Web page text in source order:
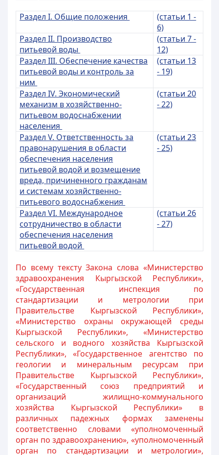
Раздел I. Общие положения
(статьи 1 -
6)
Раздел II. Производство
питьевой воды
(статьи 7 -
12)
Раздел III. Обеспечение качества
питьевой воды и контроль за
ним
(статьи 13
- 19)
Раздел IV. Экономический
механизм в хозяйственно-
питьевом водоснабжении
населения
(статьи 20
- 22)
Раздел V. Ответственность за
правонарушения в области
обеспечения населения
питьевой водой и возмещение
вреда, причиненного гражданам
и системам хозяйственно-
питьевого водоснабжения
(статьи 23
- 25)
Раздел VI. Международное
сотрудничество в области
обеспечения населения
питьевой водой
(статьи 26
- 27)
По всему тексту Закона слова «Министерство
здравоохранения Кыргызской Республики»,
«Государственная инспекция по
стандартизации и метрологии при
Правительстве Кыргызской Республики»,
«Министерство охраны окружающей среды
Кыргызской Республики», «Министерство
сельского и водного хозяйства Кыргызской
Республики», «Государственное агентство по
геологии и минеральным ресурсам при
Правительстве Кыргызской Республики»,
«Государственный союз предприятий и
организаций жилищно-коммунального
хозяйства Кыргызской Республики» в
различных падежных формах заменены
соответственно словами «уполномоченный
орган по здравоохранению», «уполномоченный
орган по стандартизации и метрологии»,